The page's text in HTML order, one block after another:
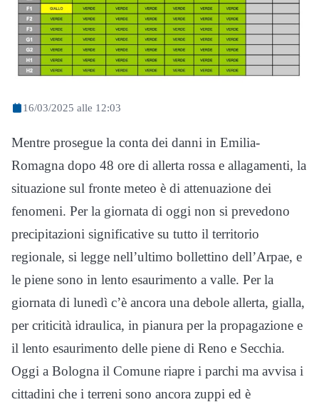
16/03/2025 alle 12:03
Mentre prosegue la conta dei danni in Emilia-
Romagna dopo 48 ore di allerta rossa e allagamenti, la
situazione sul fronte meteo è di attenuazione dei
fenomeni. Per la giornata di oggi non si prevedono
precipitazioni significative su tutto il territorio
regionale, si legge nell’ultimo bollettino dell’Arpae, e
le piene sono in lento esaurimento a valle. Per la
giornata di lunedì c’è ancora una debole allerta, gialla,
per criticità idraulica, in pianura per la propagazione e
il lento esaurimento delle piene di Reno e Secchia.
Oggi a Bologna il Comune riapre i parchi ma avvisa i
cittadini che i terreni sono ancora zuppi ed è